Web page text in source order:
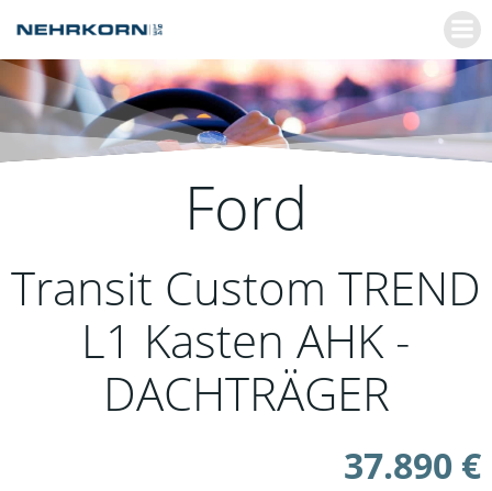
springen
Ford
Transit Custom TREND
L1 Kasten AHK -
DACHTRÄGER
37.890 €